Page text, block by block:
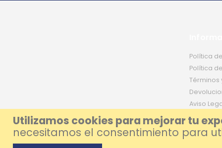
Utilizamos cookies para mejorar tu
necesitamos el consentimiento para
Política
Política
Términos
Aviso